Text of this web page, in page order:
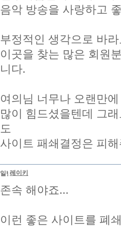
음악 방송을 사랑하고
부정적인 생각으로 바
이곳을 찾는 많은 회원
니다.
여의님 너무나 오랜만
많이 힘드셨을텐데 그
도
사이트 패쇄결정은 피
레이키
존속 해야죠...
이런 좋은 사이트를 폐